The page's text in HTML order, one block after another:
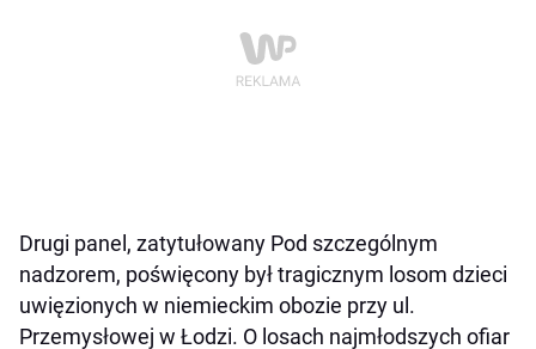
Drugi panel, zatytułowany Pod szczególnym
nadzorem, poświęcony był tragicznym losom dzieci
uwięzionych w niemieckim obozie przy ul.
Przemysłowej w Łodzi. O losach najmłodszych ofiar